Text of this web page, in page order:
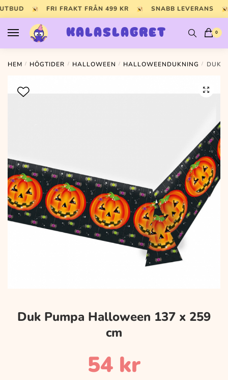
Skip
to
navigation
Skip
to
content
FRI FRAKT FRÅN 499 KR SNABB LEVERANS
KALASLAGRET 0
HEM / HÖGTIDER / HALLOWEEN / HALLOWEENDUKNING / DUK
🔍
Duk Pumpa Halloween 137 x 259
cm
54 kr